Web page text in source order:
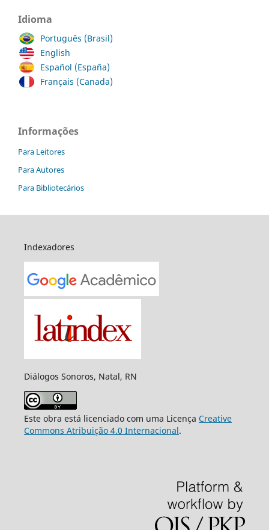
Idioma
Português (Brasil)
English
Español (España)
Français (Canada)
Informações
Para Leitores
Para Autores
Para Bibliotecários
Indexadores
Diálogos Sonoros, Natal, RN
Este obra está licenciado com uma Licença Creative
Commons Atribuição 4.0 Internacional.